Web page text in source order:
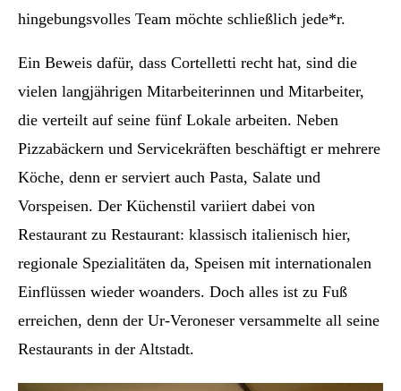
hingebungsvolles Team möchte schließlich jede*r.
Ein Beweis dafür, dass Cortelletti recht hat, sind die
vielen langjährigen Mitarbeiterinnen und Mitarbeiter,
die verteilt auf seine fünf Lokale arbeiten. Neben
Pizzabäckern und Servicekräften beschäftigt er mehrere
Köche, denn er serviert auch Pasta, Salate und
Vorspeisen. Der Küchenstil variiert dabei von
Restaurant zu Restaurant: klassisch italienisch hier,
regionale Spezialitäten da, Speisen mit internationalen
Einflüssen wieder woanders. Doch alles ist zu Fuß
erreichen, denn der Ur-Veroneser versammelte all seine
Restaurants in der Altstadt.